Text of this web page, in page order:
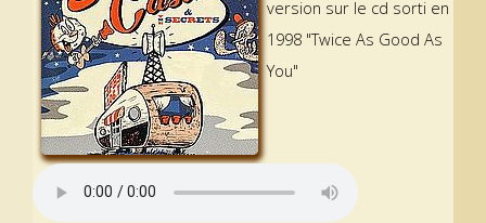
version sur le cd sorti en
1998 "Twice As Good As
You"